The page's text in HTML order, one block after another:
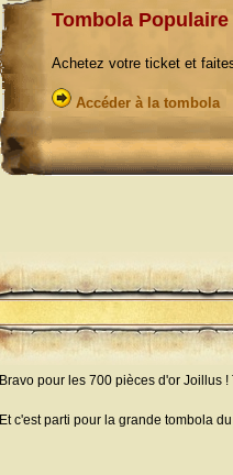
Tombola Populaire
Achetez votre ticket et
Accéder à la tombola
Bravo pour les 700 pièces d'or Joillus
Et c'est parti pour la grande tombola